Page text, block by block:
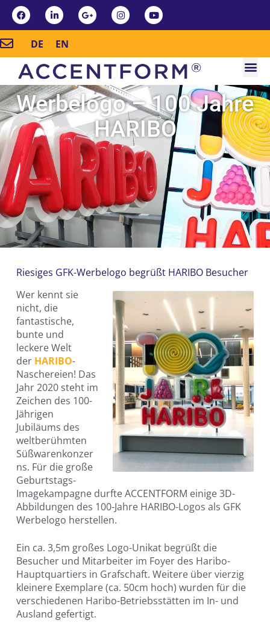
DE EN
Werbelogo – 100 Jahre
HARIBO
Riesiges GFK-Werbelogo begrüßt HARIBO Besucher
Wer kennt sie
nicht, die
fantastische,
bunte und
leckere Welt
der HARIBO-
Naschereien! Das
Jahr 2020 steht im
Zeichen des 100-
Jährigen
Jubiläums des
weltberühmten
Süßwarenkonzer
ns. Für die große
Geburtstags-
Imagekampagne durfte ACCENTFORM einige 3D-
Abbildungen des 100-Jahre HARIBO-Logos als GFK
Werbelogo herstellen.
Ein ca. 3,5m großes Logo-Unikat begrüßt die
Besucher und Mitarbeiter im Foyer des Haribo-
Hauptquartiers in Grafschaft. Weitere über vierzig
kleinere Exemplare (ca. 50cm hoch) wurden für die
verschiedenen Haribo-Betriebsstätten im In- und
Ausland gefertigt.